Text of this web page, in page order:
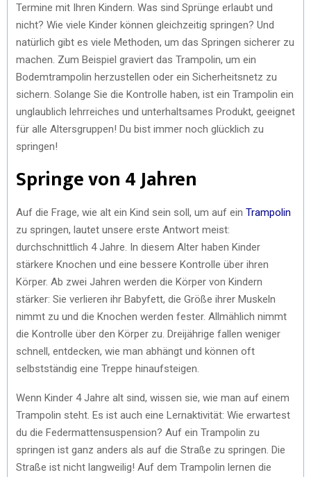
Termine mit Ihren Kindern. Was sind Sprünge erlaubt und
nicht? Wie viele Kinder können gleichzeitig springen? Und
natürlich gibt es viele Methoden, um das Springen sicherer zu
machen. Zum Beispiel graviert das Trampolin, um ein
Bodemtrampolin herzustellen oder ein Sicherheitsnetz zu
sichern. Solange Sie die Kontrolle haben, ist ein Trampolin ein
unglaublich lehrreiches und unterhaltsames Produkt, geeignet
für alle Altersgruppen! Du bist immer noch glücklich zu
springen!
Springe von 4 Jahren
Auf die Frage, wie alt ein Kind sein soll, um auf ein Trampolin
zu springen, lautet unsere erste Antwort meist:
durchschnittlich 4 Jahre. In diesem Alter haben Kinder
stärkere Knochen und eine bessere Kontrolle über ihren
Körper. Ab zwei Jahren werden die Körper von Kindern
stärker: Sie verlieren ihr Babyfett, die Größe ihrer Muskeln
nimmt zu und die Knochen werden fester. Allmählich nimmt
die Kontrolle über den Körper zu. Dreijährige fallen weniger
schnell, entdecken, wie man abhängt und können oft
selbstständig eine Treppe hinaufsteigen.
Wenn Kinder 4 Jahre alt sind, wissen sie, wie man auf einem
Trampolin steht. Es ist auch eine Lernaktivität: Wie erwartest
du die Federmattensuspension? Auf ein Trampolin zu
springen ist ganz anders als auf die Straße zu springen. Die
Straße ist nicht langweilig! Auf dem Trampolin lernen die